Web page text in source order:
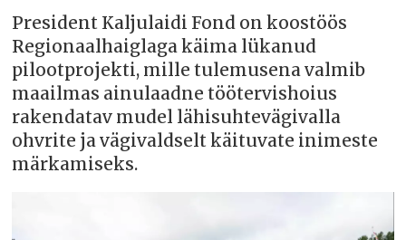
President Kaljulaidi Fond on koostöös
Regionaalhaiglaga käima lükanud
pilootprojekti, mille tulemusena valmib
maailmas ainulaadne töötervishoius
rakendatav mudel lähisuhtevägivalla
ohvrite ja vägivaldselt käituvate inimeste
märkamiseks.